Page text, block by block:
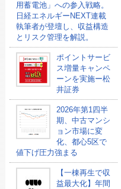
用蓄電池」への参入戦略。
日経エネルギーNEXT連載
執筆者が登壇し、収益構造
とリスク管理を解説。
ポイントサービ
ス増量キャンペ
ーンを実施ー松
井証券
2026年第1四半
期、中古マンシ
ョン市場に変
化、都心5区で
値下げ圧力強まる
【一棟再生で収
益最大化】年間